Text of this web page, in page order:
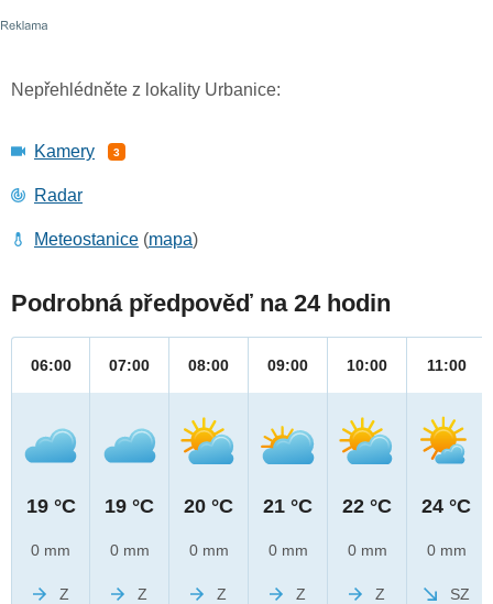
Nepřehlédněte z lokality Urbanice:
Kamery 3
Radar
Meteostanice (mapa)
Podrobná předpověď na 24 hodin
06:00
19 °C
0 mm
Z
07:00
19 °C
0 mm
Z
08:00
20 °C
0 mm
Z
09:00
21 °C
0 mm
Z
10:00
22 °C
0 mm
Z
11:00
24 °C
0 mm
SZ